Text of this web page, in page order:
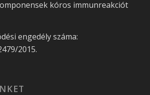
kóros immunreakciót
engedély száma:
2015.